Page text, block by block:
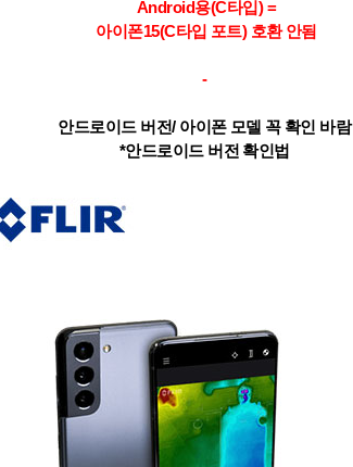
Android용(C타입) =
아이폰15(C타입 포트) 호환 안됨
-
안드로이드 버전/ 아이폰 모델 꼭 확인 바람
*안드로이드 버전 확인법